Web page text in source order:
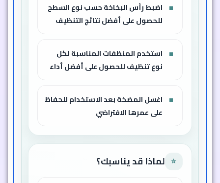
اضبط رأس البخاخة حسب نوع السطح
للحصول على أفضل نتائج التنظيف
استخدم المنظفات المناسبة لكل
نوع تنظيف للحصول على أفضل أداء
اغسل المضخة بعد الاستخدام للحفاظ
على عمرها الافتراضي
⭐ لماذا قد يناسبك؟